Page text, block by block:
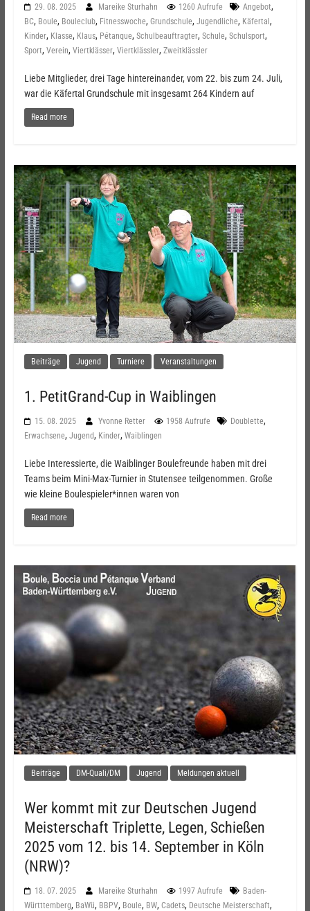
29. 08. 2025 Mareike Sturhahn 1260 Aufrufe Angebot,
BC, Boule, Bouleclub, Fitnesswoche, Grundschule, Jugendliche, Käfertal ,
Kinder, Klasse, Klaus, Pétanque, Schulbeauftragter, Schule, Schulsport,
Sport, Verein, Viertklässer, Viertklässler, Zweitklässler
Liebe Mitglieder, drei Tage hintereinander, vom 22. bis zum 24. Juli,
war die Käfertal Grundschule mit insgesamt 264 Kindern auf
Read more
Beiträge Jugend Turniere Veranstaltungen
1. PetitGrand-Cup in Waiblingen
15. 08. 2025 Yvonne Retter 1958 Aufrufe Doublette,
Erwachsene, Jugend, Kinder, Waiblingen
Liebe Interessierte, die Waiblinger Boulefreunde haben mit drei
Teams beim Mini-Max-Turnier in Stutensee teilgenommen. Große
wie kleine Boulespieler*innen waren von
Read more
Beiträge DM-Quali/DM Jugend Meldungen aktuell
Wer kommt mit zur Deutschen Jugend
Meisterschaft Triplette, Legen, Schießen
2025 vom 12. bis 14. September in Köln
(NRW)?
18. 07. 2025 Mareike Sturhahn 1997 Aufrufe
Baden-
Württtemberg, BaWü, BBPV, Boule, BW, Cadets, Deutsche Meisterschaft,